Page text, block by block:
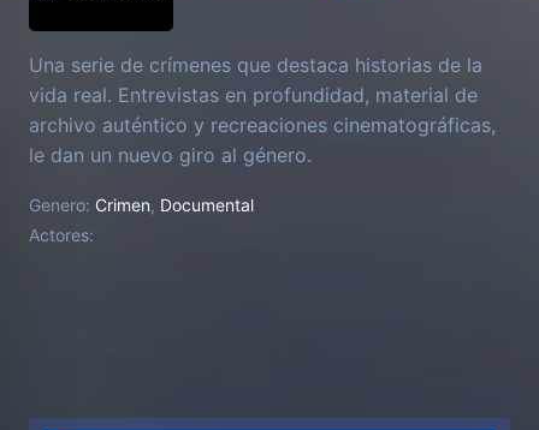
Una serie de crímenes que destaca historias de la
vida real. Entrevistas en profundidad, material de
archivo auténtico y recreaciones cinematográficas,
le dan un nuevo giro al género.
Genero: Crimen, Documental
Actores: